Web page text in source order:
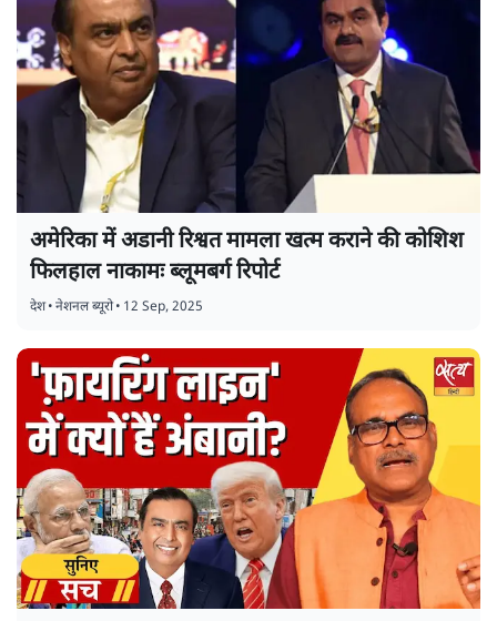
अमेरिका में अडानी रिश्वत मामला खत्म कराने की कोशिश
फिलहाल नाकामः ब्लूमबर्ग रिपोर्ट
देश•नेशनल ब्यूरो• 12 Sep, 2025